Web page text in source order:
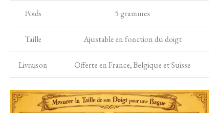
Poids 5 grammes
Taille Ajustable en fonction du doigt
Livraison Offerte en France, Belgique et Suisse